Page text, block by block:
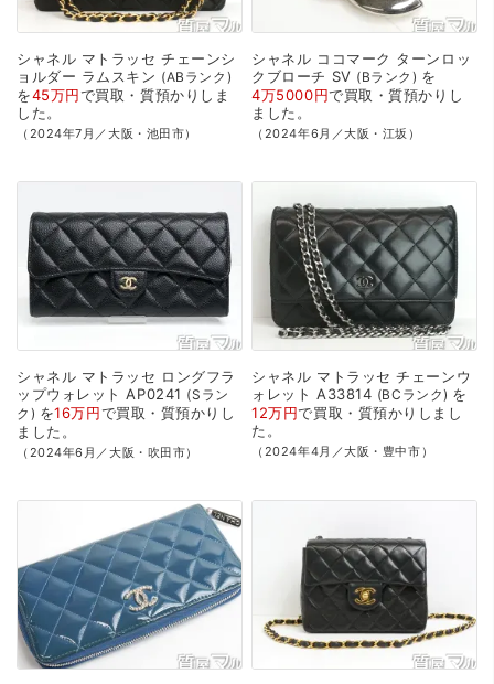
シャネル マトラッセ チェーンシ
ョルダー ラムスキン ABランク
を45万円で買取・質預かり しま
した。
（2024年7月／大阪・池田市）
シャネル ココマーク ターンロッ
クブローチ SV Bランク を
4万5000円で買取・質預かり し
ました。
（2024年6月／大阪・江坂）
シャネル マトラッセ ロングフラ
ップウォレット AP0241
Sラン
ク
を16万円で買取・質預かり し
ました。
（2024年6月／大阪・吹田市）
シャネル マトラッセ チェーンウ
ォレット A33814 BCランク を
12万円で買取・質預かり しまし
た。
（2024年4月／大阪・豊中市）